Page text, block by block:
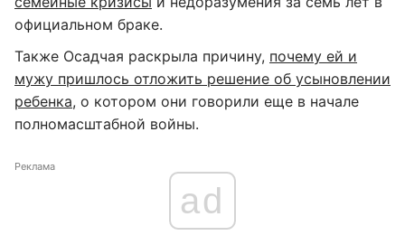
официальном браке.
Также Осадчая раскрыла причину, почему ей и
мужу пришлось отложить решение об усыновлении
ребенка, о котором они говорили еще в начале
полномасштабной войны.
Реклама
ad